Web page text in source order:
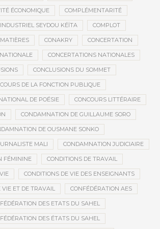
ÉCONOMIQUE COMPLÉMENTARITÉ
SEYDOU KÉÏTA COMPLOT
CONAKRY CONCERTATION
CONCERTATIONS NATIONALES
CONCLUSIONS DU SOMMET
DE LA FONCTION PUBLIQUE
DE POÉSIE CONCOURS LITTÉRAIRE
CONDAMNATION DE GUILLAUME SORO
DE OUSMANE SONKO
MALI CONDAMNATION JUDICIAIRE
FÉMININE CONDITIONS DE TRAVAIL
CONDITIONS DE VIE DES ENSEIGNANTS
VIE ET DE TRAVAIL CONFÉDÉRATION AES
DES ETATS DU SAHEL
DES ÉTATS DU SAHEL